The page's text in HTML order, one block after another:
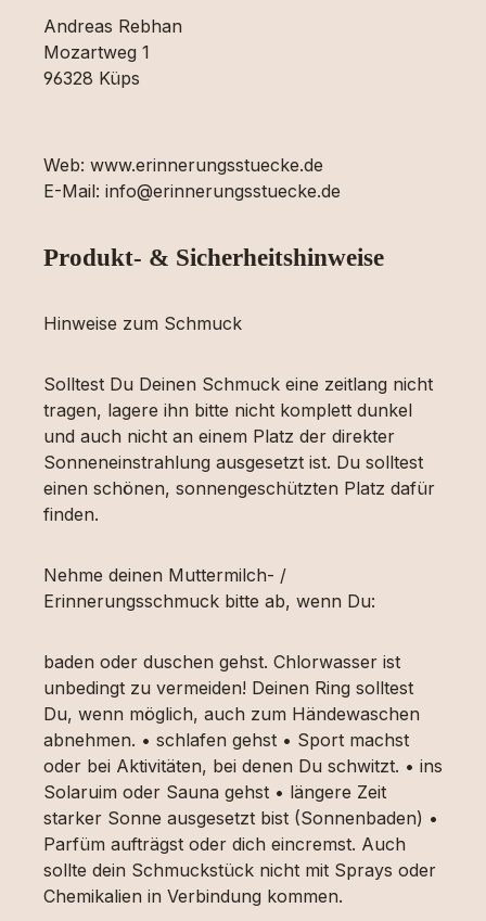
Andreas Rebhan
Mozartweg 1
96328 Küps
Web: www.erinnerungsstuecke.de
E-Mail: info@erinnerungsstuecke.de
Produkt- & Sicherheitshinweise
Hinweise zum Schmuck
Solltest Du Deinen Schmuck eine zeitlang nicht
tragen, lagere ihn bitte nicht komplett dunkel
und auch nicht an einem Platz der direkter
Sonneneinstrahlung ausgesetzt ist. Du solltest
einen schönen, sonnengeschützten Platz dafür
finden.
Nehme deinen Muttermilch- /
Erinnerungsschmuck bitte ab, wenn Du:
baden oder duschen gehst. Chlorwasser ist
unbedingt zu vermeiden! Deinen Ring solltest
Du, wenn möglich, auch zum Händewaschen
abnehmen. • schlafen gehst • Sport machst
oder bei Aktivitäten, bei denen Du schwitzt. • ins
Solaruim oder Sauna gehst • längere Zeit
starker Sonne ausgesetzt bist (Sonnenbaden) •
Parfüm aufträgst oder dich eincremst. Auch
sollte dein Schmuckstück nicht mit Sprays oder
Chemikalien in Verbindung kommen.